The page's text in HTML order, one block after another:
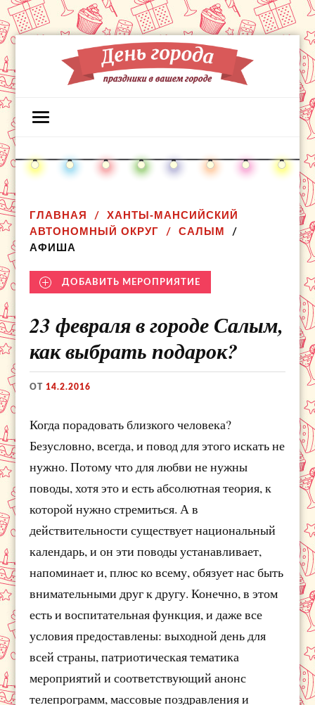
ГЛАВНАЯ
ХАНТЫ-МАНСИЙСКИЙ
АВТОНОМНЫЙ ОКРУГ
САЛЫМ
АФИША
ДОБАВИТЬ МЕРОПРИЯТИЕ
23 февраля в городе Салым,
как выбрать подарок?
ОТ14.2.2016
Когда порадовать близкого человека?
Безусловно, всегда, и повод для этого искать не
нужно. Потому что для любви не нужны
поводы, хотя это и есть абсолютная теория, к
которой нужно стремиться. А в
действительности существует национальный
календарь, и он эти поводы устанавливает,
напоминает и, плюс ко всему, обязует нас быть
внимательными друг к другу. Конечно, в этом
есть и воспитательная функция, и даже все
условия предоставлены: выходной день для
всей страны, патриотическая тематика
мероприятий и соответствующий анонс
телепрограмм, массовые поздравления и